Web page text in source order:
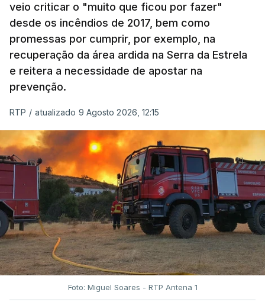
veio criticar o "muito que ficou por fazer"
desde os incêndios de 2017, bem como
promessas por cumprir, por exemplo, na
recuperação da área ardida na Serra da Estrela
e reitera a necessidade de apostar na
prevenção.
RTP / atualizado 9 Agosto 2026, 12:15
Foto: Miguel Soares - RTP Antena 1